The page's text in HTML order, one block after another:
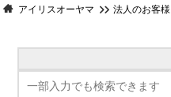
アイリスオーヤマ 法人のお客様